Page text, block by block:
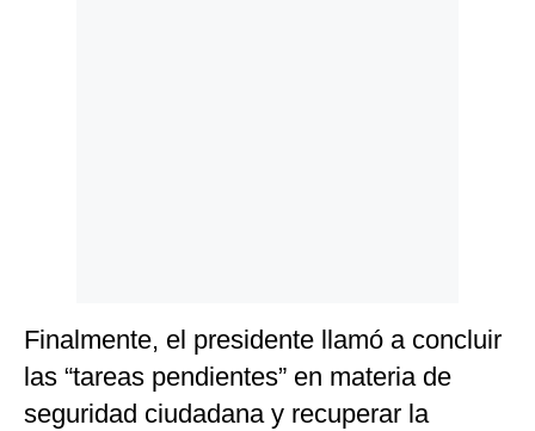
Finalmente, el presidente llamó a concluir
las “tareas pendientes” en materia de
seguridad ciudadana y recuperar la